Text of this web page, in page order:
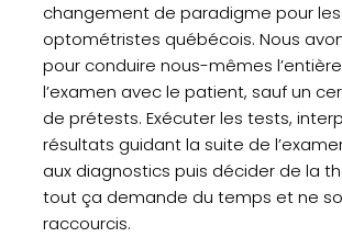
changement de paradigme pour les
optométristes québécois. Nous
pour conduire nous-mêmes
l’examen avec le patient, sauf un
de prétests. Exécuter les tests,
résultats guidant la suite de
aux diagnostics puis décider de la
tout ça demande du temps et ne
raccourcis.